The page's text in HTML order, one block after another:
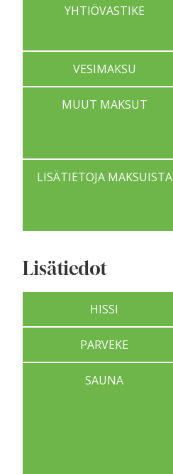
YHTIÖVASTIKE
VESIMAKSU
MUUT MAKSUT
LISÄTIETOJA MAKSUISTA
Lisätiedot
HISSI
PARVEKE
SAUNA